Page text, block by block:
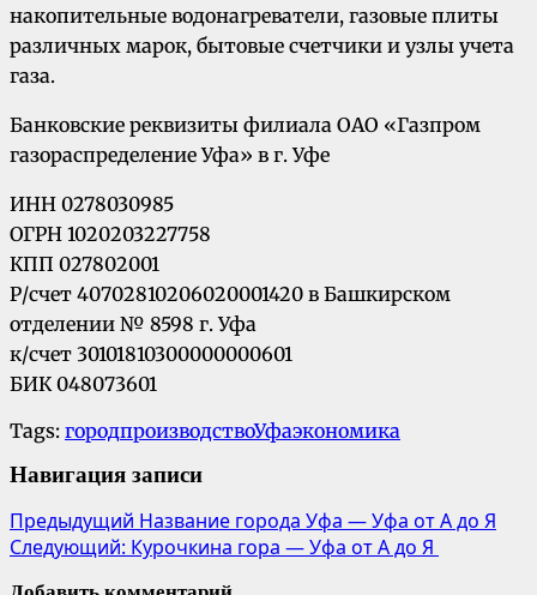
накопительные водонагреватели, газовые плиты
различных марок, бытовые счетчики и узлы учета
газа.
Банковские реквизиты филиала ОАО «Газпром
газораспределение Уфа» в г. Уфе
ИНН 0278030985
ОГРН 1020203227758
КПП 027802001
Р/счет 40702810206020001420 в Башкирском
отделении № 8598 г. Уфа
к/счет 30101810300000000601
БИК 048073601
Tags: городпроизводствоУфаэкономика
Навигация записи
Предыдущий Название города Уфа — Уфа от А до Я
Следующий: Курочкина гора — Уфа от А до Я